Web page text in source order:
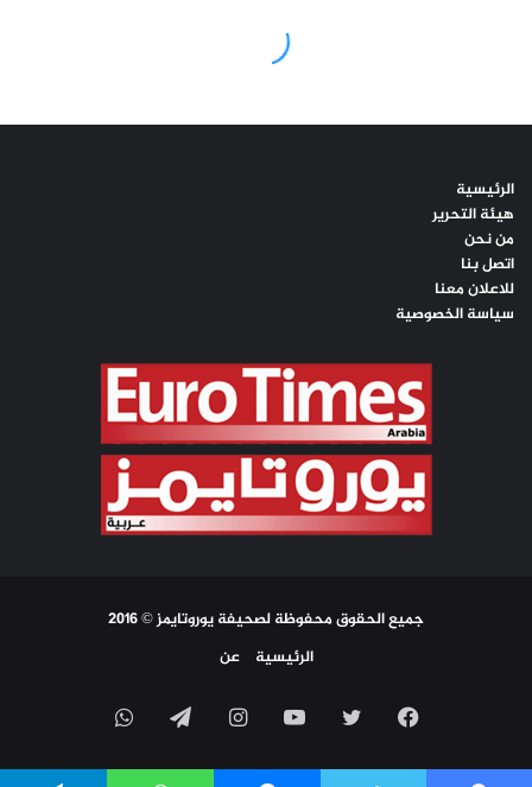
الرئيسية
هيئة التحرير
من نحن
اتصل بنا
للاعلان معنا
سياسة الخصوصية
جميع الحقوق محفوظة لصحيفة يوروتايمز © 2016
الرئيسية
عن
فيسبوك تويتر يوتيوبانستقرامتيلقرامواتساب